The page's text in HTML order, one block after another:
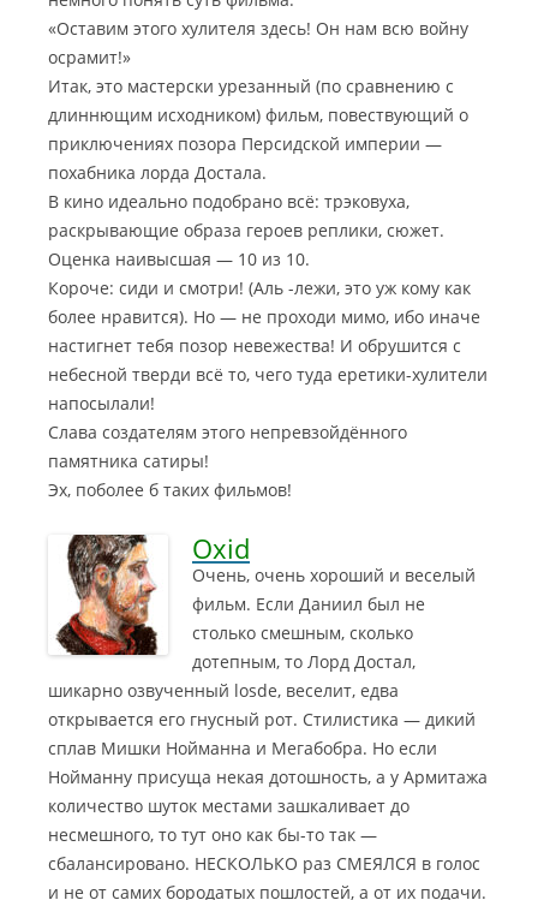
«Оставим этого хулителя здесь! Он нам всю войну
осрамит!»
Итак, это мастерски урезанный (по сравнению с
длиннющим исходником) фильм, повествующий о
приключениях позора Персидской империи —
похабника лорда Достала.
В кино идеально подобрано всё: трэковуха,
раскрывающие образа героев реплики, сюжет.
Оценка наивысшая — 10 из 10.
Короче: сиди и смотри! (Аль -лежи, это уж кому как
более нравится). Но — не проходи мимо, ибо иначе
настигнет тебя позор невежества! И обрушится с
небесной тверди всё то, чего туда еретики-хулители
напосылали!
Слава создателям этого непревзойдённого
памятника сатиры!
Эх, поболее б таких фильмов!
Oxid
Очень, очень хороший и веселый
фильм. Если Даниил был не
столько смешным, сколько
дотепным, то Лорд Достал,
шикарно озвученный losde, веселит, едва
открывается его гнусный рот. Стилистика — дикий
сплав Мишки Нойманна и Мегабобра. Но если
Нойманну присуща некая дотошность, а у Армитажа
количество шуток местами зашкаливает до
несмешного, то тут оно как бы-то так —
сбалансировано. НЕСКОЛЬКО раз СМЕЯЛСЯ в голос
и не от самих бородатых пошлостей, а от их подачи.